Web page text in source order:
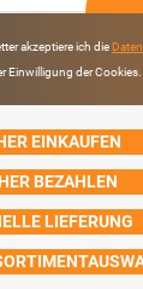
akzeptiere ich die
Einwilligung der Cookies.
EINKAUFEN
BEZAHLEN
LIEFERUNG